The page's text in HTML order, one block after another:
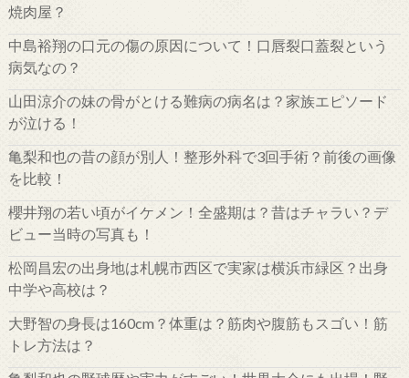
焼肉屋？
中島裕翔の口元の傷の原因について！口唇裂口蓋裂という
病気なの？
山田涼介の妹の骨がとける難病の病名は？家族エピソード
が泣ける！
亀梨和也の昔の顔が別人！整形外科で3回手術？前後の画像
を比較！
櫻井翔の若い頃がイケメン！全盛期は？昔はチャラい？デ
ビュー当時の写真も！
松岡昌宏の出身地は札幌市西区で実家は横浜市緑区？出身
中学や高校は？
大野智の身長は160cm？体重は？筋肉や腹筋もスゴい！筋
トレ方法は？